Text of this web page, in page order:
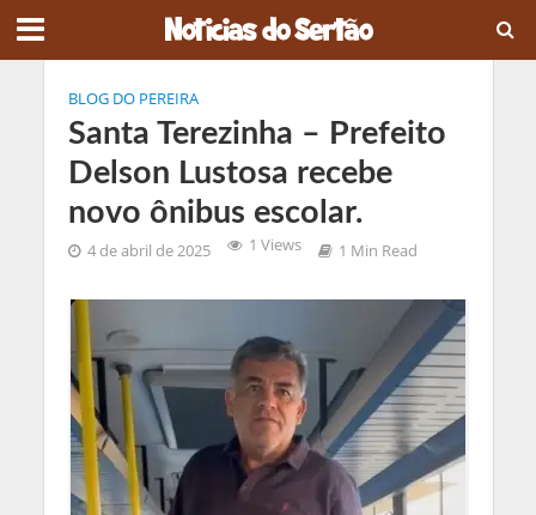
BLOG DO PEREIRA
Santa Terezinha – Prefeito
Delson Lustosa recebe
novo ônibus escolar.
4 de abril de 2025 1 Views 1 Min Read